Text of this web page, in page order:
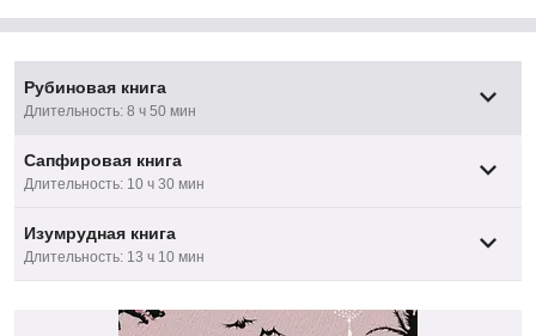
Рубиновая книга
Длительность: 8 ч 50 мин
Сапфировая книга
Длительность: 10 ч 30 мин
Изумрудная книга
Длительность: 13 ч 10 мин